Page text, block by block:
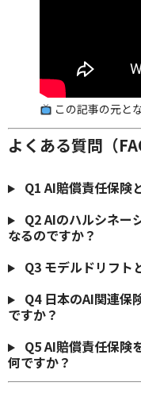
この記事の元と
よくある質問（
Q1 AI賠償責任保険
Q2AIのハルシネー
なるのですか？
Q3 モデルドリフト
Q4 日本のAI関連保
ですか？
Q5AI賠償責任保険
何ですか？